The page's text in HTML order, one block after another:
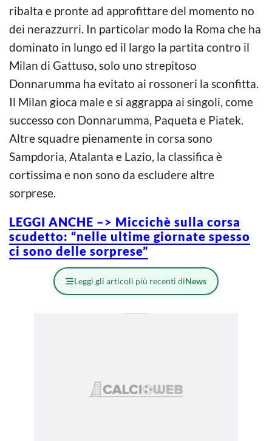
ribalta e pronte ad approfittare del momento no
dei nerazzurri. In particolar modo la Roma che ha
dominato in lungo ed il largo la partita contro il
Milan di Gattuso, solo uno strepitoso
Donnarumma ha evitato ai rossoneri la sconfitta.
Il Milan gioca male e si aggrappa ai singoli, come
successo con Donnarumma, Paqueta e Piatek.
Altre squadre pienamente in corsa sono
Sampdoria, Atalanta e Lazio, la classifica è
cortissima e non sono da escludere altre
sorprese.
LEGGI ANCHE –> Miccichè sulla corsa
scudetto: “nelle ultime giornate spesso
ci sono delle sorprese”
Leggi gli articoli più recenti diNews